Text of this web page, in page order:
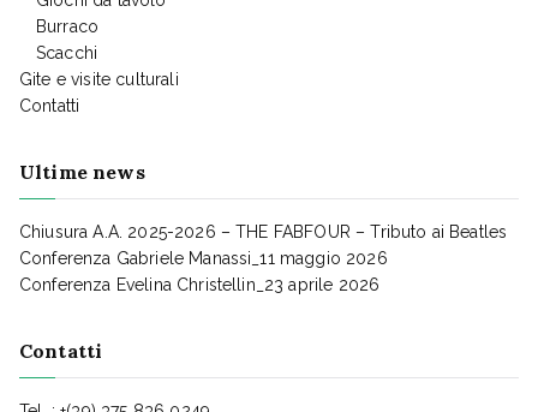
Burraco
Scacchi
Gite e visite culturali
Contatti
Ultime news
Chiusura A.A. 2025-2026 – THE FABFOUR – Tributo ai Beatles
Conferenza Gabriele Manassi_11 maggio 2026
Conferenza Evelina Christellin_23 aprile 2026
Contatti